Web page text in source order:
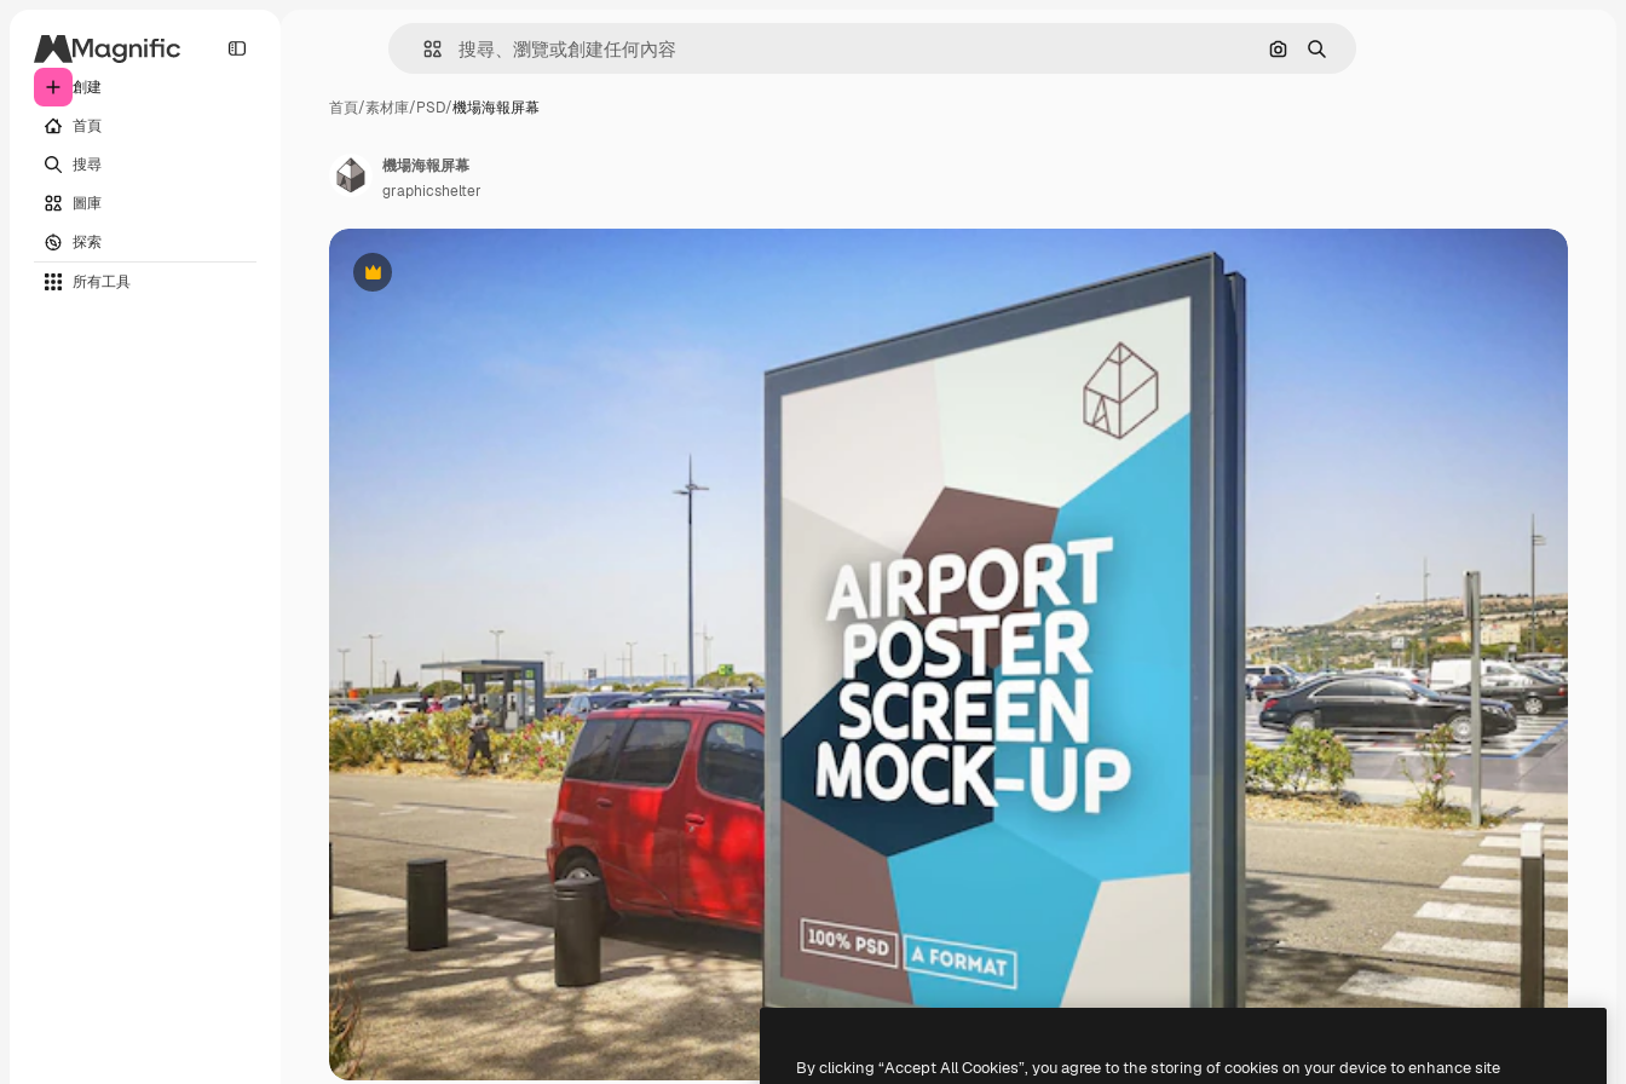
創建
首頁
搜尋
圖庫
探索
所有工具
通過圖像搜索
搜尋
首頁/素材庫/PSD/機場海報屏幕
Premium
機場海報屏幕
graphicshelter
By clicking “Accept All Cookies”, you agree to the storing of cookies on your device to enhance site